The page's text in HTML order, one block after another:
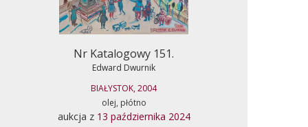
Nr Katalogowy 151.
Edward Dwurnik
BIAŁYSTOK, 2004
olej, płótno
aukcja z 13 października 2024